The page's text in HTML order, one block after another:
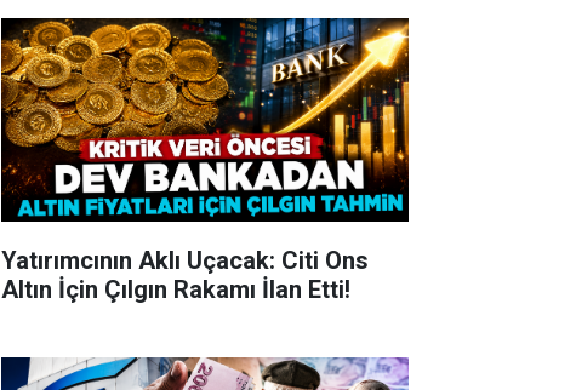
Yatırımcının Aklı Uçacak: Citi Ons
Altın İçin Çılgın Rakamı İlan Etti!